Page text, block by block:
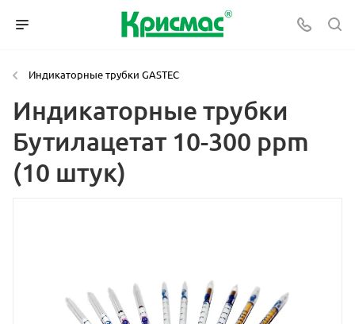
Индикаторные трубки GASTEC
Индикаторные трубки
Бутилацетат 10-300 ppm
(10 штук)